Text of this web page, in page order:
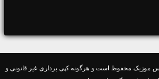
موزیک محفوظ است و هرگونه کپی برداری غیر قانونی و